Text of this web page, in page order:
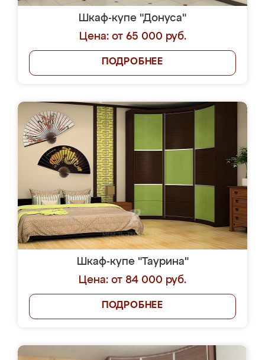
Шкаф-купе "Донуса"
Цена: от 65 000 руб.
ПОДРОБНЕЕ
Шкаф-купе "Таурина"
Цена: от 84 000 руб.
ПОДРОБНЕЕ